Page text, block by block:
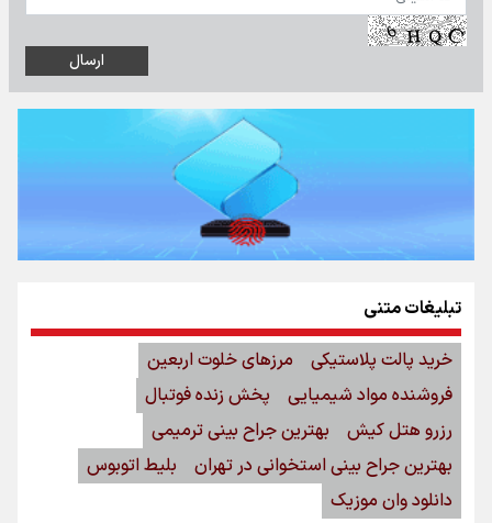
تبلیغات متنی
خرید پالت پلاستیکی
مرزهای خلوت اربعین
فروشنده مواد شیمیایی
پخش زنده فوتبال
رزرو هتل کیش
بهترین جراح بینی ترمیمی
بهترین جراح بینی استخوانی در تهران
بلیط اتوبوس
دانلود وان موزیک